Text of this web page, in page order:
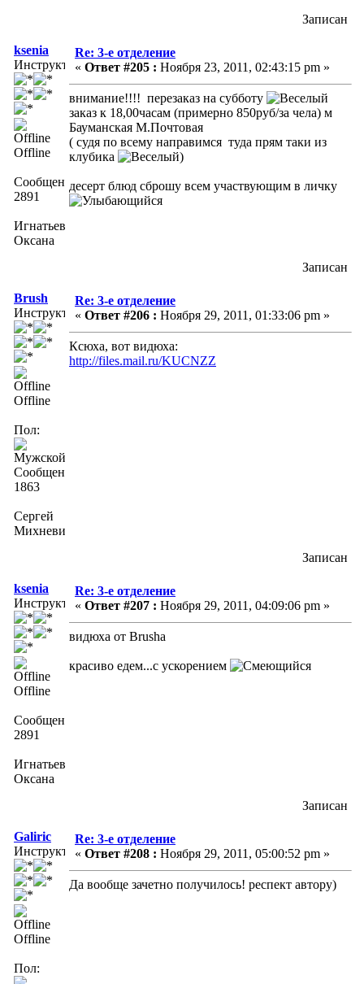
Записан
ksenia
Инструктор
Offline
Сообщений:
2891
Игнатьева
Оксана
Re: 3-е отделение
« Ответ #205 : Ноября 23, 2011, 02:43:15 pm »
внимание!!!! перезаказ на субботу
заказ к 18,00часам (примерно 850руб/за чела) м
Бауманская М.Почтовая
( судя по всему направимся туда прям таки из
клубика
)
десерт блюд сброшу всем участвующим в личку
Записан
Brush
Инструктор
Offline
Пол:
Сообщений:
1863
Сергей
Михневич
Re: 3-е отделение
« Ответ #206 : Ноября 29, 2011, 01:33:06 pm »
Ксюха, вот видюха:
http://files.mail.ru/KUCNZZ
Записан
ksenia
Инструктор
Offline
Сообщений:
2891
Игнатьева
Оксана
Re: 3-е отделение
« Ответ #207 : Ноября 29, 2011, 04:09:06 pm »
видюха от Brusha
красиво едем...с ускорением
Записан
Galiric
Инструктор
Offline
Пол:
Re: 3-е отделение
« Ответ #208 : Ноября 29, 2011, 05:00:52 pm »
Да вообще зачетно получилось! респект автору)